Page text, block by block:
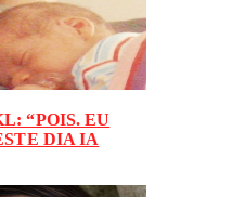
“POIS. EU
DIA IA